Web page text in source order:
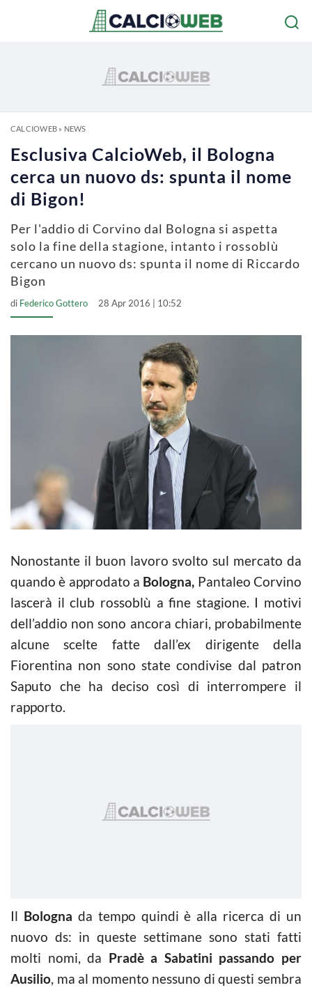
CALCIOWEB» NEWS
Esclusiva CalcioWeb, il Bologna
cerca un nuovo ds: spunta il nome
di Bigon!
Per l'addio di Corvino dal Bologna si aspetta
solo la fine della stagione, intanto i rossoblù
cercano un nuovo ds: spunta il nome di Riccardo
Bigon
di Federico Gottero 28 Apr 2016 | 10:52
Nonostante il buon lavoro svolto sul mercato da
quando è approdato a Bologna, Pantaleo Corvino
lascerà il club rossoblù a fine stagione. I motivi
dell’addio non sono ancora chiari, probabilmente
alcune scelte fatte dall’ex dirigente della
Fiorentina non sono state condivise dal patron
Saputo che ha deciso così di interrompere il
rapporto.
Il Bologna da tempo quindi è alla ricerca di un
nuovo ds: in queste settimane sono stati fatti
molti nomi, da Pradè a Sabatini passando per
Ausilio, ma al momento nessuno di questi sembra